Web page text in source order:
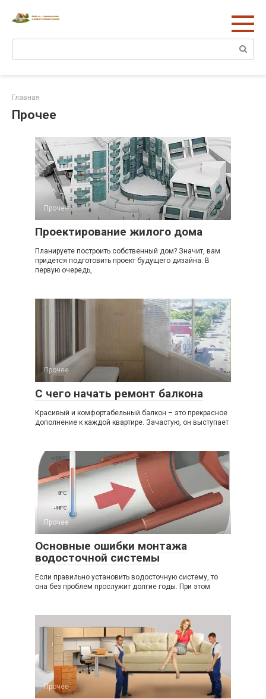
Главная
Прочее
Прочее
Проектирование жилого дома
Планируете построить собственный дом? Значит, вам
придется подготовить проект будущего дизайна. В
первую очередь,
Прочее
С чего начать ремонт балкона
Красивый и комфортабельный балкон – это прекрасное
дополнение к каждой квартире. Зачастую, он выступает
Прочее
Основные ошибки монтажа
водосточной системы
Если правильно установить водосточную систему, то
она без проблем прослужит долгие годы. При этом
Прочее